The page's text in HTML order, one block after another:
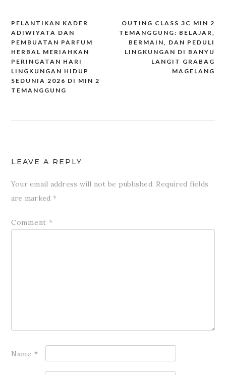
Post
navigation
OUTING CLASS 3C MIN 2
TEMANGGUNG: BELAJAR,
BERMAIN, DAN PEDULI
LINGKUNGAN DI BANYU
LANGIT GRABAG
MAGELANG
PELANTIKAN KADER
ADIWIYATA DAN
PEMBUATAN PARFUM
HERBAL MERIAHKAN
PERINGATAN HARI
LINGKUNGAN HIDUP
SEDUNIA 2026 DI MIN 2
TEMANGGUNG
LEAVE A REPLY
Your email address will not be published. Required fields
are marked *
Comment *
Name *